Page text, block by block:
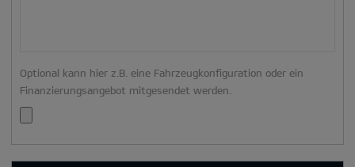
Optional kann hier z.B. eine Fahrzeugkonfiguration oder ein
Finanzierungsangebot mitgesendet werden.